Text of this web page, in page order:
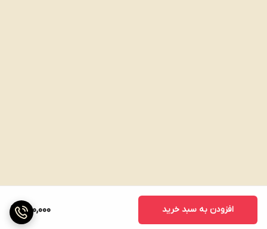
390,000 افزودن به سبد خرید